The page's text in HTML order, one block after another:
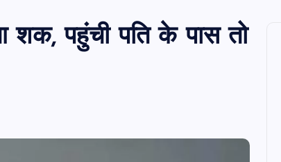
शक, पहुंची पति के पास तो
डॉ. धनन्जय पाण्डेय बने अध्यक्ष, डॉ. अलेन्द्र कुमार